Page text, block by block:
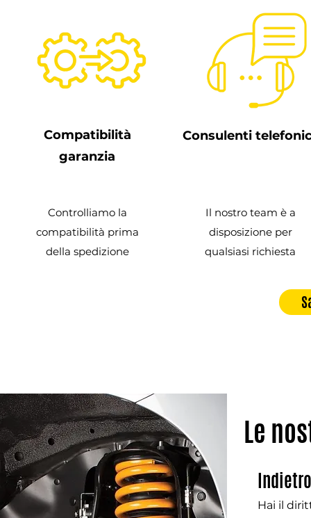
Compatibilità
garanzia
Controlliamo la
compatibilità prima
della spedizione
Consulenti
Il nostro team è a
disposizione per
qualsiasi richiesta
Le
Indietro
Hai il